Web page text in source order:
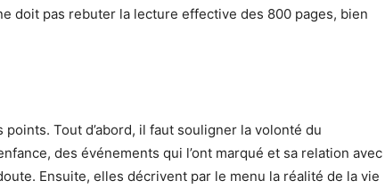
doit pas rebuter la lecture effective des 800 pages, bien
Tout d’abord, il faut souligner la volonté du
des événements qui l’ont marqué et sa relation avec
Ensuite, elles décrivent par le menu la réalité de la vie